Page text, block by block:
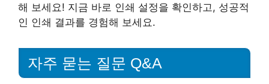
해 보세요! 지금 바로 인쇄 설정을 확인하고, 성공적
인 인쇄 결과를 경험해 보세요.
자주 묻는 질문 Q&A